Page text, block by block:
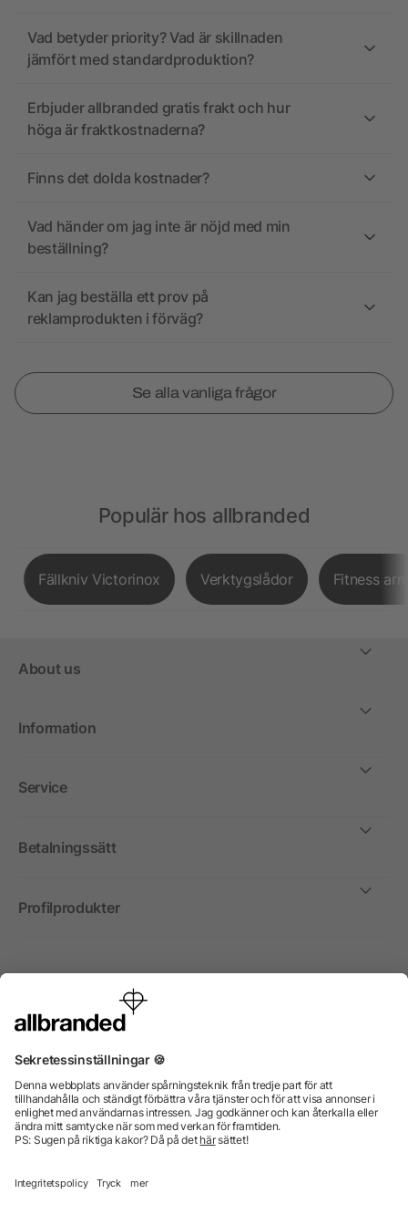
Vad betyder priority? Vad är skillnaden
jämfört med standardproduktion?
Erbjuder allbranded gratis frakt och hur
höga är fraktkostnaderna?
Finns det dolda kostnader?
Vad händer om jag inte är nöjd med min
beställning?
Kan jag beställa ett prov på
reklamprodukten i förväg?
Se alla vanliga frågor
Populär hos allbranded
Fällkniv Victorinox Verktygslådor Fitness
About us
Information
Service
Betalningssätt
Profilprodukter
Internationellt
enbart till företag, institutioner, föreningar och